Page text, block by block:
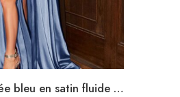
Robe de soirée bleu en satin fluide col bénitier bretelles longue fendue